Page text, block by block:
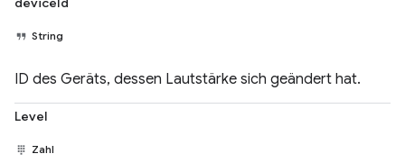
String
ID des Geräts, dessen Lautstärke sich geändert hat.
Level
Zahl